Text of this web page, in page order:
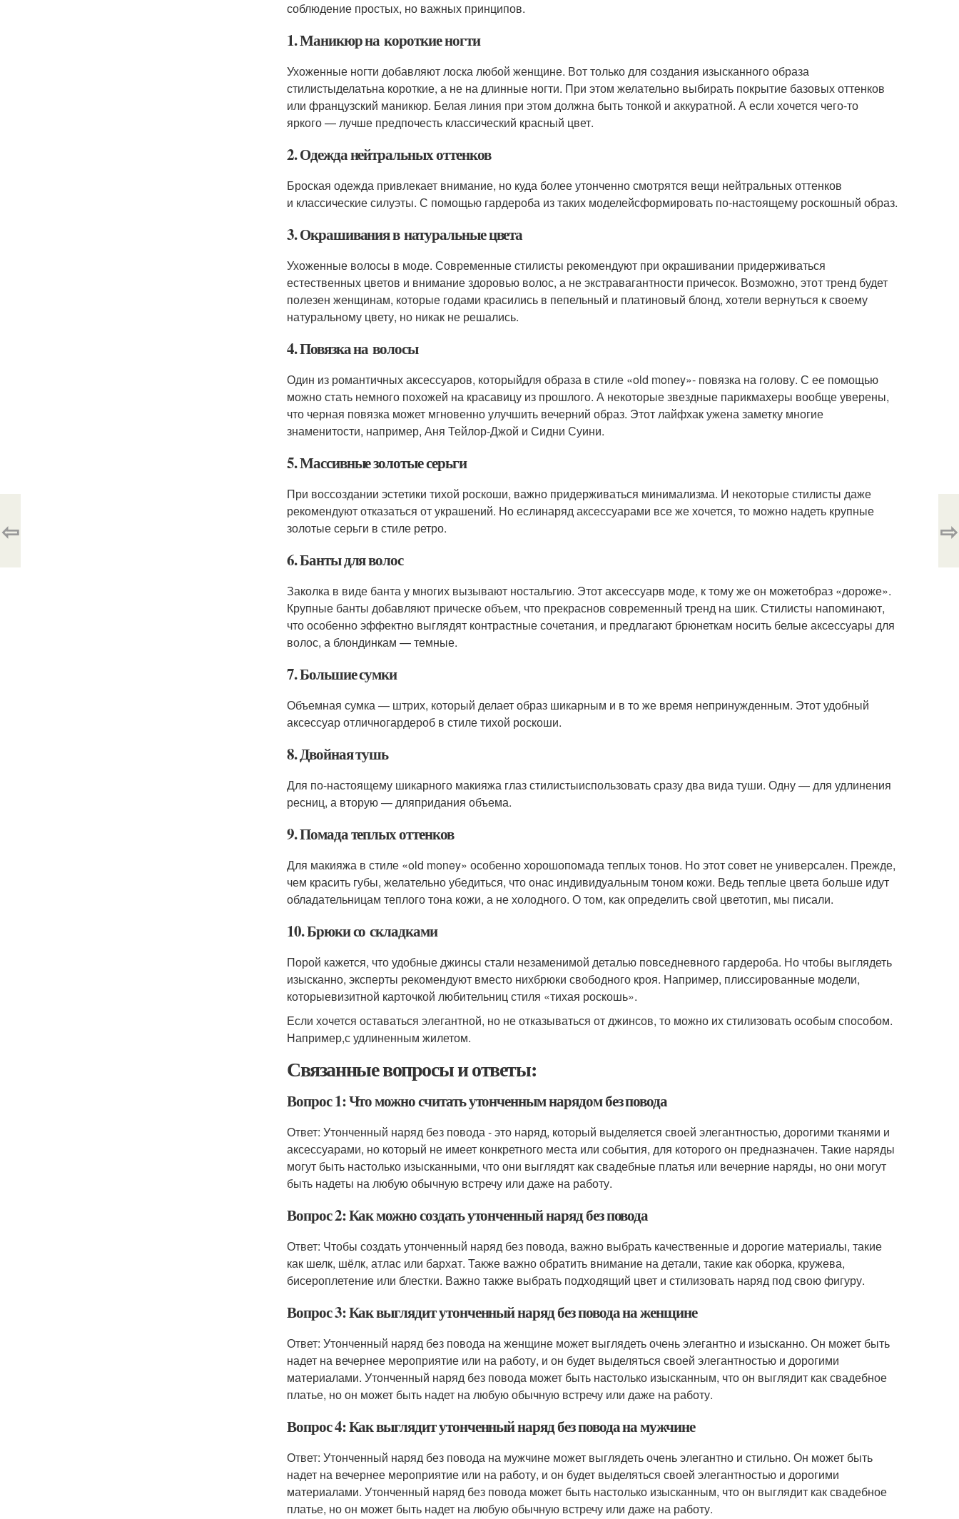
соблюдение простых, но важных принципов.
1. Маникюр на короткие ногти
Ухоженные ногти добавляют лоска любой женщине. Вот только для создания изысканного образа
стилистыделатьна короткие, а не на длинные ногти. При этом желательно выбирать покрытие базовых оттенков
или французский маникюр. Белая линия при этом должна быть тонкой и аккуратной. А если хочется чего-то
яркого — лучше предпочесть классический красный цвет.
2. Одежда нейтральных оттенков
Броская одежда привлекает внимание, но куда более утонченно смотрятся вещи нейтральных оттенков
и классические силуэты. С помощью гардероба из таких моделейсформировать по-настоящему роскошный образ.
3. Окрашивания в натуральные цвета
Ухоженные волосы в моде. Современные стилисты рекомендуют при окрашивании придерживаться
естественных цветов и внимание здоровью волос, а не экстравагантности причесок. Возможно, этот тренд будет
полезен женщинам, которые годами красились в пепельный и платиновый блонд, хотели вернуться к своему
натуральному цвету, но никак не решались.
4. Повязка на волосы
Один из романтичных аксессуаров, которыйдля образа в стиле «old money»- повязка на голову. С ее помощью
можно стать немного похожей на красавицу из прошлого. А некоторые звездные парикмахеры вообще уверены,
что черная повязка может мгновенно улучшить вечерний образ. Этот лайфхак ужена заметку многие
знаменитости, например, Аня Тейлор-Джой и Сидни Суини.
5. Массивные золотые серьги
При воссоздании эстетики тихой роскоши, важно придерживаться минимализма. И некоторые стилисты даже
рекомендуют отказаться от украшений. Но еслинаряд аксессуарами все же хочется, то можно надеть крупные
золотые серьги в стиле ретро.
6. Банты для волос
Заколка в виде банта у многих вызывают ностальгию. Этот аксессуарв моде, к тому же он можетобраз «дороже».
Крупные банты добавляют прическе объем, что прекраснов современный тренд на шик. Стилисты напоминают,
что особенно эффектно выглядят контрастные сочетания, и предлагают брюнеткам носить белые аксессуары для
волос, а блондинкам — темные.
7. Большие сумки
Объемная сумка — штрих, который делает образ шикарным и в то же время непринужденным. Этот удобный
аксессуар отличногардероб в стиле тихой роскоши.
8. Двойная тушь
Для по-настоящему шикарного макияжа глаз стилистыиспользовать сразу два вида туши. Одну — для удлинения
ресниц, а вторую — дляпридания объема.
9. Помада теплых оттенков
Для макияжа в стиле «old money» особенно хорошопомада теплых тонов. Но этот совет не универсален. Прежде,
чем красить губы, желательно убедиться, что онас индивидуальным тоном кожи. Ведь теплые цвета больше идут
обладательницам теплого тона кожи, а не холодного. О том, как определить свой цветотип, мы писали.
10. Брюки со складками
Порой кажется, что удобные джинсы стали незаменимой деталью повседневного гардероба. Но чтобы выглядеть
изысканно, эксперты рекомендуют вместо нихбрюки свободного кроя. Например, плиссированные модели,
которыевизитной карточкой любительниц стиля «тихая роскошь».
Если хочется оставаться элегантной, но не отказываться от джинсов, то можно их стилизовать особым способом.
Например,с удлиненным жилетом.
Связанные вопросы и ответы:
Вопрос 1: Что можно считать утонченным нарядом без повода
Ответ: Утонченный наряд без повода - это наряд, который выделяется своей элегантностью, дорогими тканями и
аксессуарами, но который не имеет конкретного места или события, для которого он предназначен. Такие наряды
могут быть настолько изысканными, что они выглядят как свадебные платья или вечерние наряды, но они могут
быть надеты на любую обычную встречу или даже на работу.
Вопрос 2: Как можно создать утонченный наряд без повода
Ответ: Чтобы создать утонченный наряд без повода, важно выбрать качественные и дорогие материалы, такие
как шелк, шёлк, атлас или бархат. Также важно обратить внимание на детали, такие как оборка, кружева,
бисероплетение или блестки. Важно также выбрать подходящий цвет и стилизовать наряд под свою фигуру.
Вопрос 3: Как выглядит утонченный наряд без повода на женщине
Ответ: Утонченный наряд без повода на женщине может выглядеть очень элегантно и изысканно. Он может быть
надет на вечернее мероприятие или на работу, и он будет выделяться своей элегантностью и дорогими
материалами. Утонченный наряд без повода может быть настолько изысканным, что он выглядит как свадебное
платье, но он может быть надет на любую обычную встречу или даже на работу.
Вопрос 4: Как выглядит утонченный наряд без повода на мужчине
Ответ: Утонченный наряд без повода на мужчине может выглядеть очень элегантно и стильно. Он может быть
надет на вечернее мероприятие или на работу, и он будет выделяться своей элегантностью и дорогими
материалами. Утонченный наряд без повода может быть настолько изысканным, что он выглядит как свадебное
платье, но он может быть надет на любую обычную встречу или даже на работу.
⇦ ⇨